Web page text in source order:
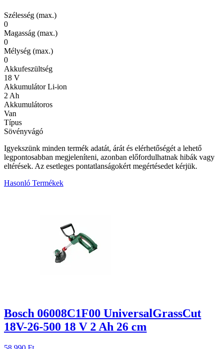
Szélesség (max.)
0
Magasság (max.)
0
Mélység (max.)
0
Akkufeszültség
18 V
Akkumulátor Li-ion
2 Ah
Akkumulátoros
Van
Típus
Sövényvágó
Igyekszünk minden termék adatát, árát és elérhetőségét a lehető
legpontosabban megjeleníteni, azonban előfordulhatnak hibák vagy
eltérések. Az esetleges pontatlanságokért megértésedet kérjük.
Hasonló Termékek
Bosch 06008C1F00 UniversalGrassCut
18V-26-500 18 V 2 Ah 26 cm